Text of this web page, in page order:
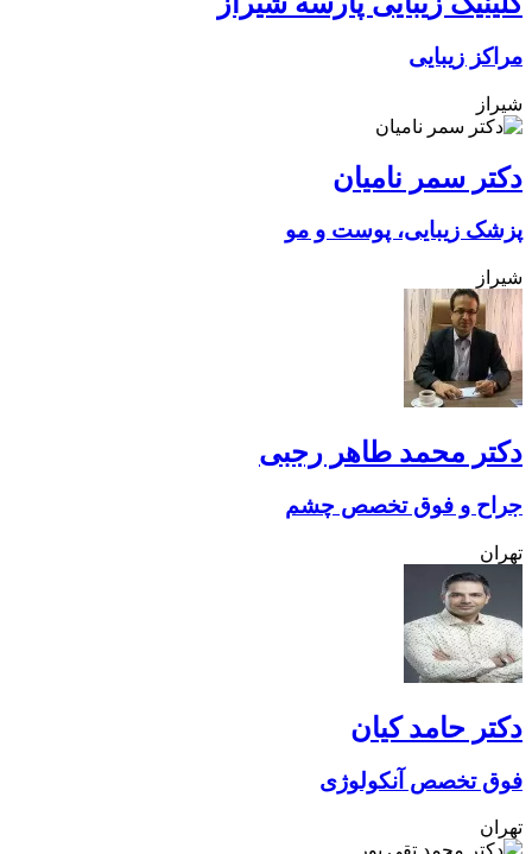
مراکز زیبایی
شیراز
دکتر سمر نامیان
پزشک زیبایی، پوست و مو
شیراز
دکتر محمد طاهر رجبی
جراح و فوق تخصص چشم
تهران
دکتر حامد کیان
فوق تخصص آنکولوژی
تهران